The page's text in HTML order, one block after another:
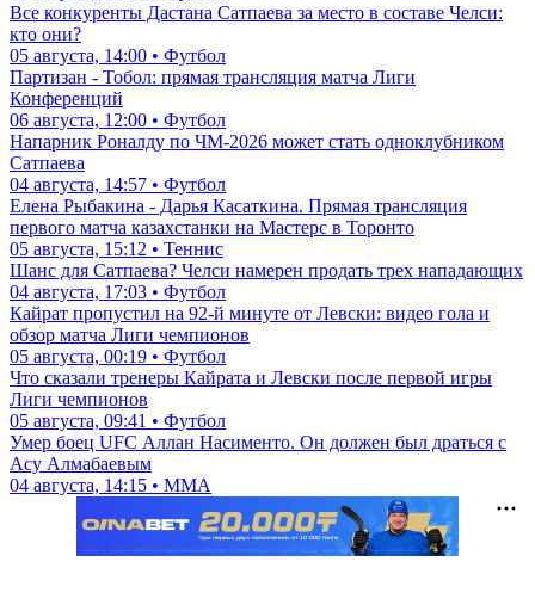
Все конкуренты Дастана Сатпаева за место в составе Челси:
кто они?
05 августа, 14:00 • Футбол
Партизан - Тобол: прямая трансляция матча Лиги
Конференций
06 августа, 12:00 • Футбол
Напарник Роналду по ЧМ-2026 может стать одноклубником
Сатпаева
04 августа, 14:57 • Футбол
Елена Рыбакина - Дарья Касаткина. Прямая трансляция
первого матча казахстанки на Мастерс в Торонто
05 августа, 15:12 • Теннис
Шанс для Сатпаева? Челси намерен продать трех нападающих
04 августа, 17:03 • Футбол
Кайрат пропустил на 92-й минуте от Левски: видео гола и
обзор матча Лиги чемпионов
05 августа, 00:19 • Футбол
Что сказали тренеры Кайрата и Левски после первой игры
Лиги чемпионов
05 августа, 09:41 • Футбол
Умер боец UFC Аллан Насименто. Он должен был драться с
Асу Алмабаевым
04 августа, 14:15 • ММА